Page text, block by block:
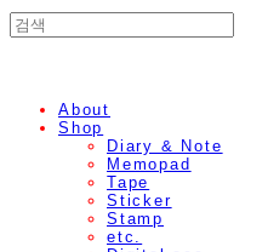
About
Shop
Diary & Note
Memopad
Tape
Sticker
Stamp
etc.